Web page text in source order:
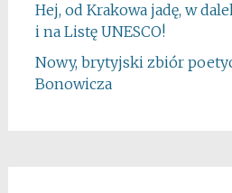
Hej, od Krakowa jadę, w
i na Listę UNESCO!
Nowy, brytyjski zbiór
Bonowicza